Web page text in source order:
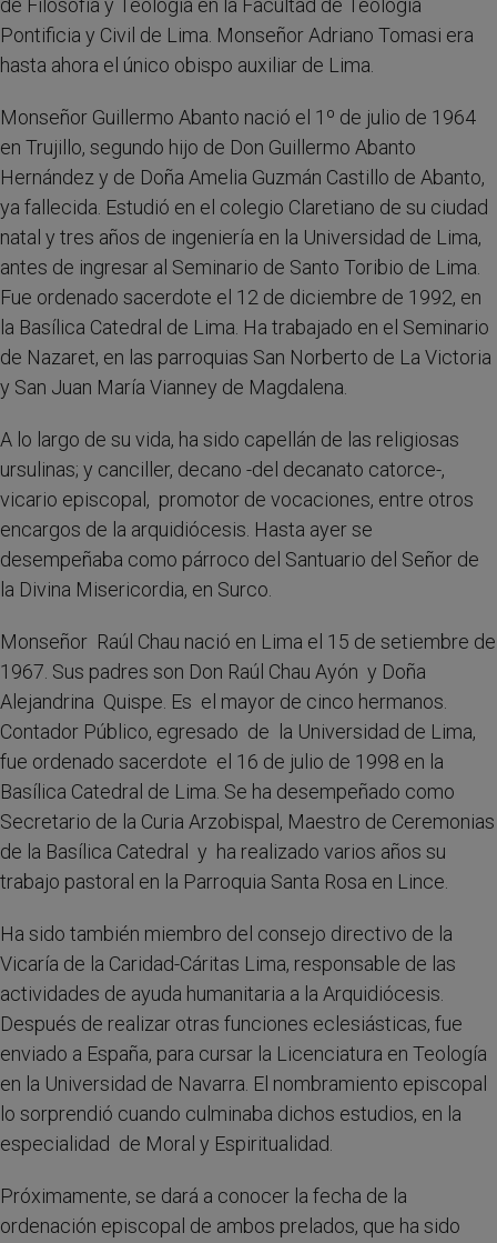
de Filosofía y Teología en la Facultad de Teología
Pontificia y Civil de Lima. Monseñor Adriano Tomasi era
hasta ahora el único obispo auxiliar de Lima.
Monseñor Guillermo Abanto nació el 1º de julio de 1964
en Trujillo, segundo hijo de Don Guillermo Abanto
Hernández y de Doña Amelia Guzmán Castillo de Abanto,
ya fallecida. Estudió en el colegio Claretiano de su ciudad
natal y tres años de ingeniería en la Universidad de Lima,
antes de ingresar al Seminario de Santo Toribio de Lima.
Fue ordenado sacerdote el 12 de diciembre de 1992, en
la Basílica Catedral de Lima. Ha trabajado en el Seminario
de Nazaret, en las parroquias San Norberto de La Victoria
y San Juan María Vianney de Magdalena.
A lo largo de su vida, ha sido capellán de las religiosas
ursulinas; y canciller, decano -del decanato catorce-,
vicario episcopal, promotor de vocaciones, entre otros
encargos de la arquidiócesis. Hasta ayer se
desempeñaba como párroco del Santuario del Señor de
la Divina Misericordia, en Surco.
Monseñor Raúl Chau nació en Lima el 15 de setiembre de
1967. Sus padres son Don Raúl Chau Ayón y Doña
Alejandrina Quispe. Es el mayor de cinco hermanos.
Contador Público, egresado de la Universidad de Lima,
fue ordenado sacerdote el 16 de julio de 1998 en la
Basílica Catedral de Lima. Se ha desempeñado como
Secretario de la Curia Arzobispal, Maestro de Ceremonias
de la Basílica Catedral y ha realizado varios años su
trabajo pastoral en la Parroquia Santa Rosa en Lince.
Ha sido también miembro del consejo directivo de la
Vicaría de la Caridad-Cáritas Lima, responsable de las
actividades de ayuda humanitaria a la Arquidiócesis.
Después de realizar otras funciones eclesiásticas, fue
enviado a España, para cursar la Licenciatura en Teología
en la Universidad de Navarra. El nombramiento episcopal
lo sorprendió cuando culminaba dichos estudios, en la
especialidad de Moral y Espiritualidad.
Próximamente, se dará a conocer la fecha de la
ordenación episcopal de ambos prelados, que ha sido